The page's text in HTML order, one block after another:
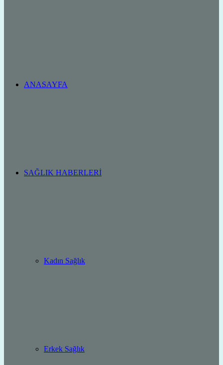
ANASAYFA
SAĞLIK HABERLERI
Kadın Sağlık
Erkek Sağlık